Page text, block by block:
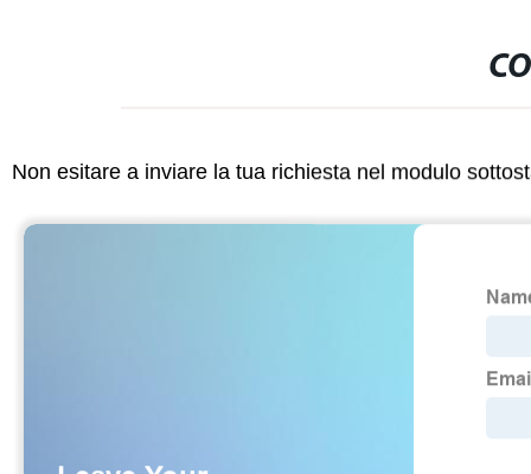
Non esitare a inviare la tua richiesta nel modulo